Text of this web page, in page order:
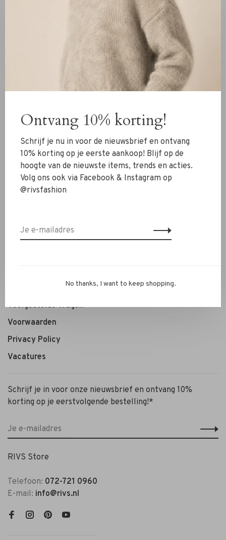
Toon 1 - 0 van 0
Schoenen
Sieraden
Accessoires
SALE
Contact
Personal Styling / Private Shopping
Veelgestelde vragen
Voorwaarden
Privacy Policy
Vacatures
Schrijf je in voor onze nieuwsbrief en ontvang 10%
korting op je eerstvolgende bestelling!*
RIVS Store
Telefoon: 072-721 0960
E-mail: info@rivs.nl
Ontvang 10% korting!
Schrijf je nu in voor de nieuwsbrief en ontvang
10% korting op je eerste aankoop! Blijf op de
hoogte van de nieuwste items, trends en acties.
Volg ons ook via Facebook & Instagram op
@rivsfashion
No thanks, I want to keep shopping.